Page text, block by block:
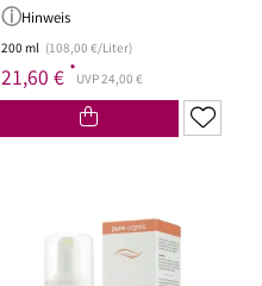
Hinweis
200 ml (108,00 €/Liter)
21,60 € *UVP 24,00 €